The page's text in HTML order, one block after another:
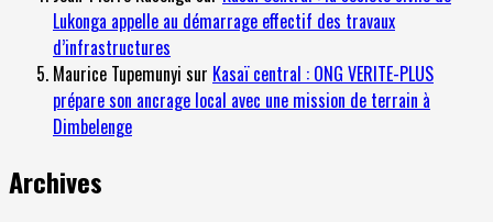
Lukonga appelle au démarrage effectif des travaux
d’infrastructures
Maurice Tupemunyi sur Kasaï central : ONG VERITE-PLUS
prépare son ancrage local avec une mission de terrain à
Dimbelenge
Archives